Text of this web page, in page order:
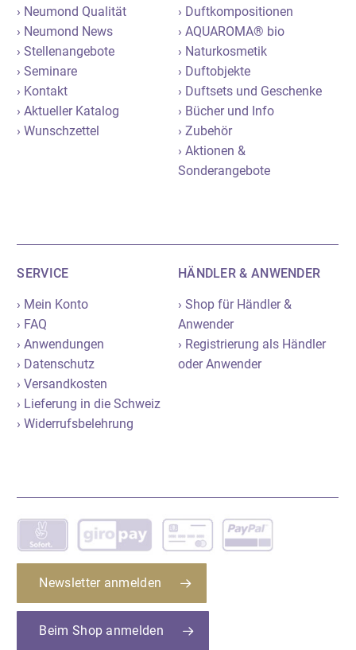
› Neumond Qualität
› Neumond News
› Stellenangebote
› Seminare
› Kontakt
› Aktueller Katalog
› Wunschzettel
› Duftkompositionen
› AQUAROMA® bio
› Naturkosmetik
› Duftobjekte
› Duftsets und Geschenke
› Bücher und Info
› Zubehör
› Aktionen &
Sonderangebote
SERVICE
› Mein Konto
› FAQ
› Anwendungen
› Datenschutz
› Versandkosten
› Lieferung in die Schweiz
› Widerrufsbelehrung
HÄNDLER & ANWENDER
› Shop für Händler &
Anwender
› Registrierung als Händler
oder Anwender
Newsletter anmelden
Beim Shop anmelden